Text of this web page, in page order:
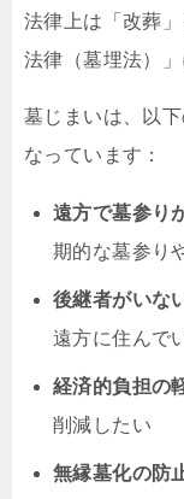
法律上は「改葬
法律（墓埋法）
墓じまいは、以
なっています：
遠方で墓参り
期的な墓参り
後継者がいな
遠方に住んで
経済的負担の
削減したい
無縁墓化の防